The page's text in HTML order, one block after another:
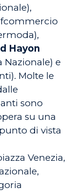
Hayon
e
Molte le
sono
su una
di vista
Venezia,